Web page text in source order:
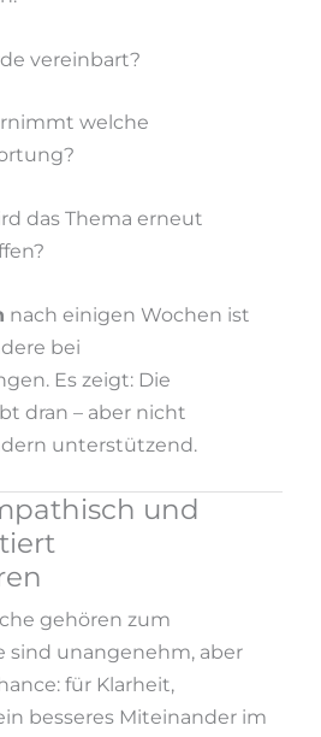
vereinbart?
welche
das Thema erneut
nach einigen Wochen ist
bei
Es zeigt: Die
dran – aber nicht
unterstützend.
und
gehören zum
sind unangenehm, aber
für Klarheit,
besseres Miteinander im